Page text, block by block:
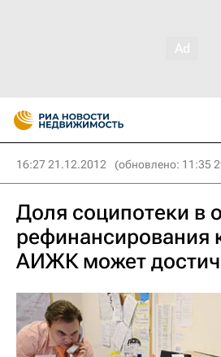
16:27 21.12.2012 (обновлено: 11:35
Доля соципотеки в
рефинансирования
АИЖК может